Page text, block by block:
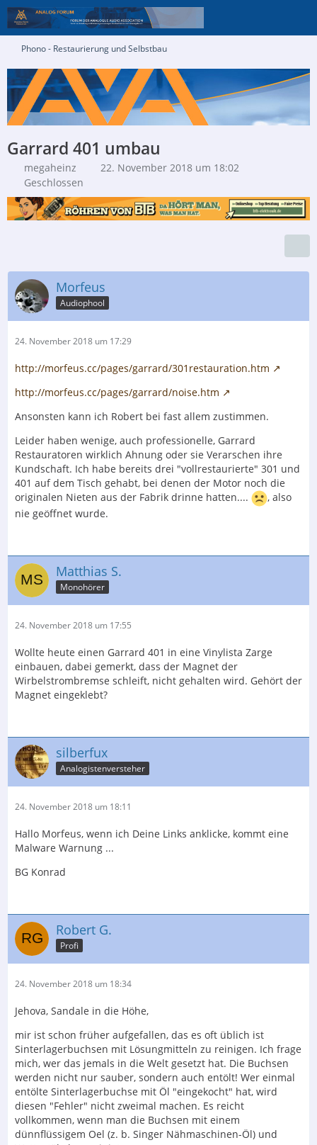
Phono - Restaurierung und Selbstbau
Garrard 401 umbau
megaheinz
22. November 2018 um 18:02
Geschlossen
Morfeus
Audiophool
24. November 2018 um 17:29
http://morfeus.cc/pages/garrard/301restauration.htm
http://morfeus.cc/pages/garrard/noise.htm
Ansonsten kann ich Robert bei fast allem zustimmen.
Leider haben wenige, auch professionelle, Garrard
Restauratoren wirklich Ahnung oder sie Verarschen ihre
Kundschaft. Ich habe bereits drei "vollrestaurierte" 301 und
401 auf dem Tisch gehabt, bei denen der Motor noch die
originalen Nieten aus der Fabrik drinne hatten....
, also
nie geöffnet wurde.
Matthias S.
Monohörer
24. November 2018 um 17:55
Wollte heute einen Garrard 401 in eine Vinylista Zarge
einbauen, dabei gemerkt, dass der Magnet der
Wirbelstrombremse schleift, nicht gehalten wird. Gehört der
Magnet eingeklebt?
silberfux
Analogistenversteher
24. November 2018 um 18:11
Hallo Morfeus, wenn ich Deine Links anklicke, kommt eine
Malware Warnung ...
BG Konrad
Robert G.
Profi
24. November 2018 um 18:34
Jehova, Sandale in die Höhe,
mir ist schon früher aufgefallen, das es oft üblich ist
Sinterlagerbuchsen mit Lösungmitteln zu reinigen. Ich frage
mich, wer das jemals in die Welt gesetzt hat. Die Buchsen
werden nicht nur sauber, sondern auch entölt! Wer einmal
entölte Sinterlagerbuchse mit Öl "eingekocht" hat, wird
diesen "Fehler" nicht zweimal machen. Es reicht
vollkommen, wenn man die Buchsen mit einem
dünnflüssigem Oel (z. b. Singer Nähmaschinen-Öl) und